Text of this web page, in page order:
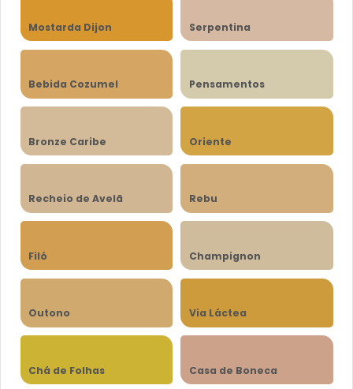
Mostarda Dijon Serpentina
Bebida Cozumel Pensamentos
Bronze Caribe Oriente
Recheio de Avelã Rebu
Filó Champignon
Outono Via Láctea
Chá de Folhas Casa de Boneca